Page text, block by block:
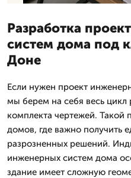
Разработка
систем дома под
Доне
Если нужен проект
мы берем на себя весь
комплекта чертежей. Такой
домов, где важно получить
разрозненных решений.
инженерных систем дома
здание имеет сложную